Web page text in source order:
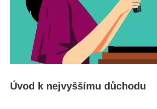
Úvod k nejvyššímu důchodu